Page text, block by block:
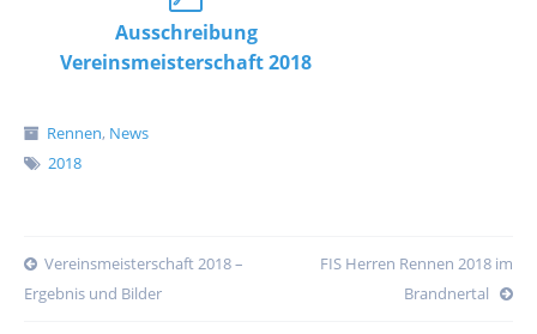
Ausschreibung
Vereinsmeisterschaft 2018
Rennen, News
2018
Post
navigation
Vereinsmeisterschaft 2018 –
Ergebnis und Bilder
FIS Herren Rennen 2018 im
Brandnertal